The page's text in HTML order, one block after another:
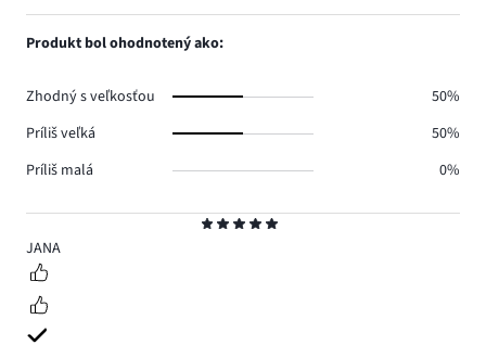
5
JANA
1,
Produkt bol ohodnotený ako:
Zhodný s veľkosťou
50%
Príliš veľká
50%
Príliš malá
0%